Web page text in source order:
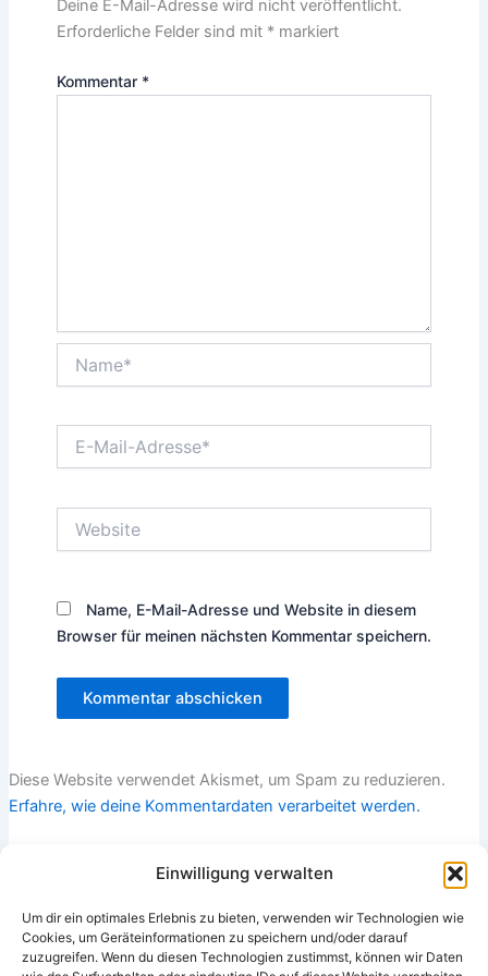
Einwilligung verwalten
Um dir ein optimales Erlebnis zu bieten, verwenden wir Technologien wie
Cookies, um Geräteinformationen zu speichern und/oder darauf
zuzugreifen. Wenn du diesen Technologien zustimmst, können wir Daten
Deine E-Mail-Adresse wird nicht veröffentlicht.
Erforderliche Felder sind mit *markiert
Kommentar *
Mail-
Name, E-Mail-Adresse und Website in diesem
Browser für meinen nächsten Kommentar speichern.
Diese Website verwendet Akismet, um Spam zu reduzieren.
Erfahre, wie deine Kommentardaten verarbeitet werden.